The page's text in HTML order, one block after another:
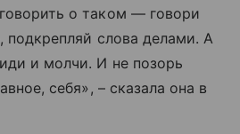
о таком — говори
подкрепляй слова делами. А
и молчи. И не позорь
себя», – сказала она в